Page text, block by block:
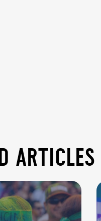
articles